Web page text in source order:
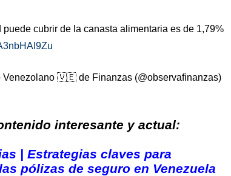
puede cubrir de la canasta alimentaria es de 1,79%
🇻🇪 de Finanzas (@observafinanzas)
interesante y actual:
| Estrategias claves para
pólizas de seguro en Venezuela